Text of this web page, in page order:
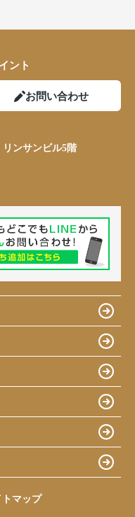
ント
お問い合わせ
ンサンビル5階
トマップ